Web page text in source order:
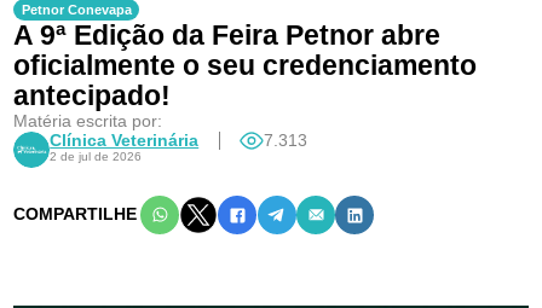
Especialidades
Petnor Conevapa
A 9ª Edição da Feira Petnor abre
oficialmente o seu credenciamento
antecipado!
Matéria escrita por:
Clínica Veterinária
2 de jul de 2026
7.313
COMPARTILHE